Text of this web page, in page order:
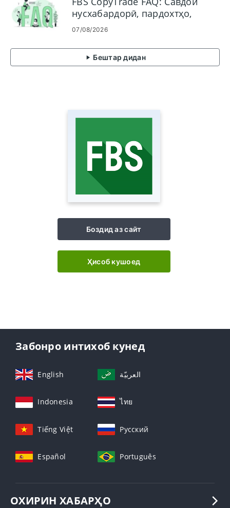
нусхабардорӣ, пардохтҳо,
тафтиш ва бехатарӣ
07/08/2026
Бештар дидан
Боздид аз сайт
Ҳисоб кушоед
Забонро интихоб кунед
English العربيّة
Indonesia ไทย
Tiếng Việt Русский
Español Português
ОХИРИН ХАБАРҲО